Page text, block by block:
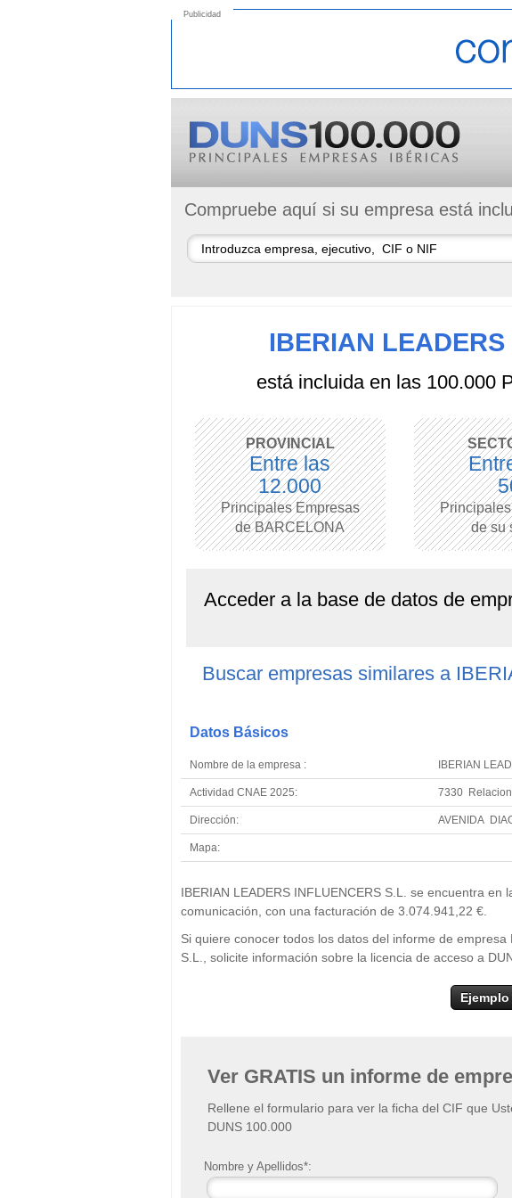
Publicidad
Compruebe aquí si su empresa está
IBERIAN
está incluida en las 100.000
PROVINCIAL
Entre las
12.000
Principales Empresas
de BARCELONA
de su
Acceder a la base de datos de
Buscar empresas similares a
Datos Básicos
Nombre de la empresa : IBERIAN
Actividad CNAE 2025: 7330
Dirección: AVENIDA
Mapa:
−
IBERIAN LEADERS INFLUENCERS S.L. se encuentra
comunicación, con una facturación de 3.074.941,22 €.
Si quiere conocer todos los datos del informe de
S.L., solicite información sobre la licencia de acceso a
Ver GRATIS un informe de
Rellene el formulario para ver la ficha del CIF que
DUNS 100.000
Nombre y Apellidos*: